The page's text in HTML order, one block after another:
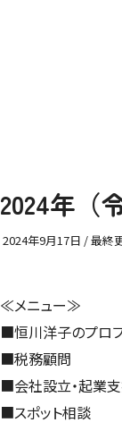
2024年（
2024年9月17日 / 最終
≪メニュー≫
■恒川洋子のプロ
■税務顧問
■会社設立・起業
■スポット相談